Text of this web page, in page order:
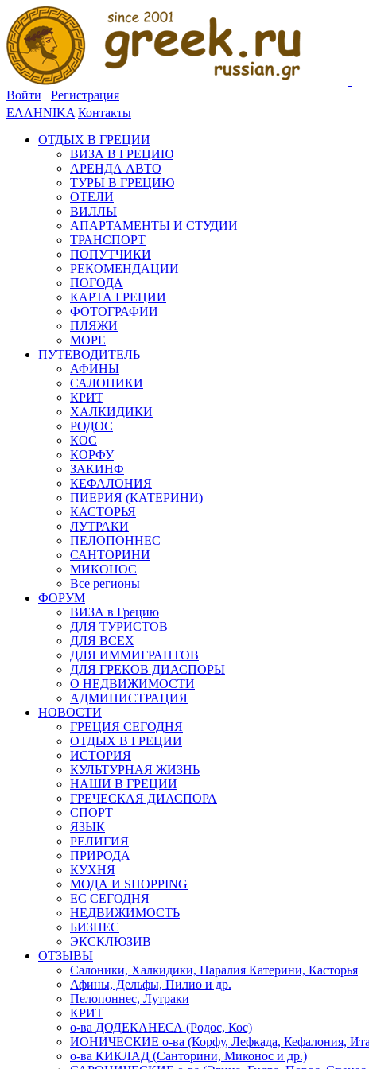
Войти
Регистрация
ΕΛΛΗΝΙΚΑ Контакты
ОТДЫХ В ГРЕЦИИ
ВИЗА В ГРЕЦИЮ
АРЕНДА АВТО
ТУРЫ В ГРЕЦИЮ
ОТЕЛИ
ВИЛЛЫ
АПАРТАМЕНТЫ И СТУДИИ
ТРАНСПОРТ
ПОПУТЧИКИ
РЕКОМЕНДАЦИИ
ПОГОДА
КАРТА ГРЕЦИИ
ФОТОГРАФИИ
ПЛЯЖИ
МОРЕ
ПУТЕВОДИТЕЛЬ
АФИНЫ
САЛОНИКИ
КРИТ
ХАЛКИДИКИ
РОДОС
КОС
КОРФУ
ЗАКИНФ
КЕФАЛОНИЯ
ПИЕРИЯ (КАТЕРИНИ)
КАСТОРЬЯ
ЛУТРАКИ
ПЕЛОПОННЕС
САНТОРИНИ
МИКОНОС
Все регионы
ФОРУМ
ВИЗА в Грецию
ДЛЯ ТУРИСТОВ
ДЛЯ ВСЕХ
ДЛЯ ИММИГРАНТОВ
ДЛЯ ГРЕКОВ ДИАСПОРЫ
О НЕДВИЖИМОСТИ
АДМИНИСТРАЦИЯ
НОВОСТИ
ГРЕЦИЯ СЕГОДНЯ
ОТДЫХ В ГРЕЦИИ
ИСТОРИЯ
КУЛЬТУРНАЯ ЖИЗНЬ
НАШИ В ГРЕЦИИ
ГРЕЧЕСКАЯ ДИАСПОРА
СПОРТ
ЯЗЫК
РЕЛИГИЯ
ПРИРОДА
КУХНЯ
МОДА И SHOPPING
ЕС СЕГОДНЯ
НЕДВИЖИМОСТЬ
БИЗНЕС
ЭКСКЛЮЗИВ
ОТЗЫВЫ
Салоники, Халкидики, Паралия Катерини, Касторья
Афины, Дельфы, Пилио и др.
Пелопоннес, Лутраки
КРИТ
о-ва ДОДЕКАНЕСА (Родос, Кос)
ИОНИЧЕСКИЕ о-ва (Корфу, Лефкада, Кефалония,
о-ва КИКЛАД (Санторини, Миконос и др.)